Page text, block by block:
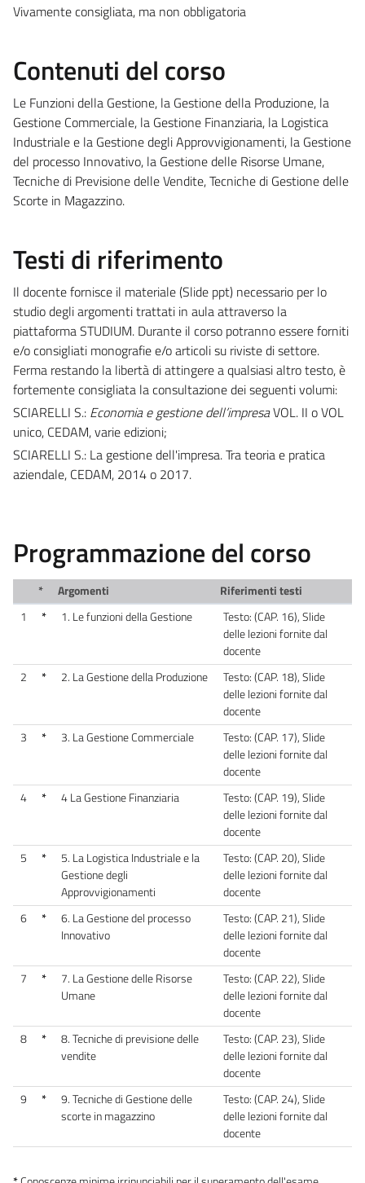
Vivamente consigliata, ma non obbligatoria
Contenuti del corso
Le Funzioni della Gestione, la Gestione della Produzione, la
Gestione Commerciale, la Gestione Finanziaria, la Logistica
Industriale e la Gestione degli Approvvigionamenti, la Gestione
del processo Innovativo, la Gestione delle Risorse Umane,
Tecniche di Previsione delle Vendite, Tecniche di Gestione delle
Scorte in Magazzino.
Testi di riferimento
Il docente fornisce il materiale (Slide ppt) necessario per lo
studio degli argomenti trattati in aula attraverso la
piattaforma STUDIUM. Durante il corso potranno essere forniti
e/o consigliati monografie e/o articoli su riviste di settore.
Ferma restando la libertà di attingere a qualsiasi altro testo, è
fortemente consigliata la consultazione dei seguenti volumi:
SCIARELLI S.: Economia e gestione dell’impresaVOL. II o VOL
unico, CEDAM, varie edizioni;
SCIARELLI S.: La gestione dell'impresa. Tra teoria e pratica
aziendale, CEDAM, 2014 o 2017.
Programmazione del corso
* Argomenti
Riferimenti testi
1
* 1. Le funzioni della Gestione
Testo: (CAP. 16), Slide
delle lezioni fornite dal
docente
2
* 2. La Gestione della Produzione
Testo: (CAP. 18), Slide
delle lezioni fornite dal
docente
3
* 3. La Gestione Commerciale
Testo: (CAP. 17), Slide
delle lezioni fornite dal
docente
4
* 4 La Gestione Finanziaria
Testo: (CAP. 19), Slide
delle lezioni fornite dal
docente
5
*
5. La Logistica Industriale e la
Gestione degli
Approvvigionamenti
Testo: (CAP. 20), Slide
delle lezioni fornite dal
docente
6
*
6. La Gestione del processo
Innovativo
Testo: (CAP. 21), Slide
delle lezioni fornite dal
docente
7
*
7. La Gestione delle Risorse
Umane
Testo: (CAP. 22), Slide
delle lezioni fornite dal
docente
8
*
8. Tecniche di previsione delle
vendite
Testo: (CAP. 23), Slide
delle lezioni fornite dal
docente
9
*
9. Tecniche di Gestione delle
scorte in magazzino
Testo: (CAP. 24), Slide
delle lezioni fornite dal
docente